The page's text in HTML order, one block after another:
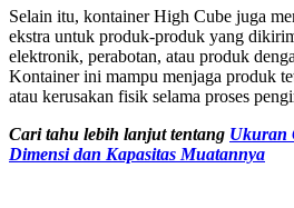
Selain itu, kontainer High Cube juga
ekstra untuk produk-produk yang
elektronik, perabotan, atau produk
Kontainer ini mampu menjaga produk
atau kerusakan fisik selama proses
Cari tahu lebih lanjut tentang Ukuran
Dimensi dan Kapasitas Muatannya